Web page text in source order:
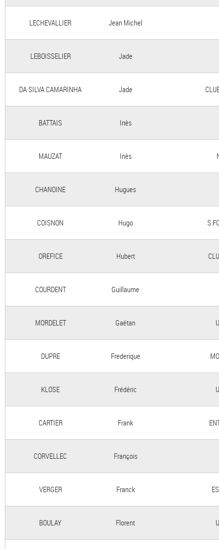
LECHEVALLIER Jean Michel
LEBOISSELIER Jade
DA SILVA CAMARINHA Jade
BATTAIS Inès
MAUZAT Inès
CHANOINE Hugues
COISNON Hugo
OREFICE Hubert
COURDENT Guillaume
MORDELET Gaëtan
DUPRE Frederique
KLOSE Frédéric
CARTIER Frank
CORVELLEC François
VERGER Franck
BOULAY Florent